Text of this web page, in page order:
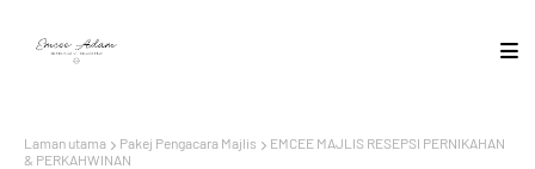
Laman utama Pakej Pengacara Majlis
EMCEE MAJLIS RESEPSI PERNIKAHAN
& PERKAHWINAN